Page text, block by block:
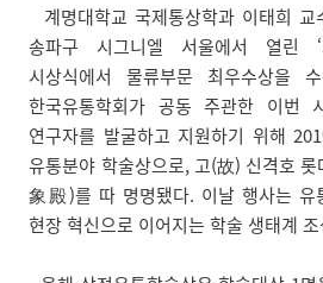
계명대학교 국제통상학과 이태희
송파구 시그니엘 서울에서 열린 ‘
시상식에서 물류부문 최우수상을
한국유통학회가 공동 주관한 이번
연구자를 발굴하고 지원하기 위해
유통분야 학술상으로, 고(故) 신격호 롯
象殿)를 따 명명됐다. 이날 행사는 유
현장 혁신으로 이어지는 학술 생태계